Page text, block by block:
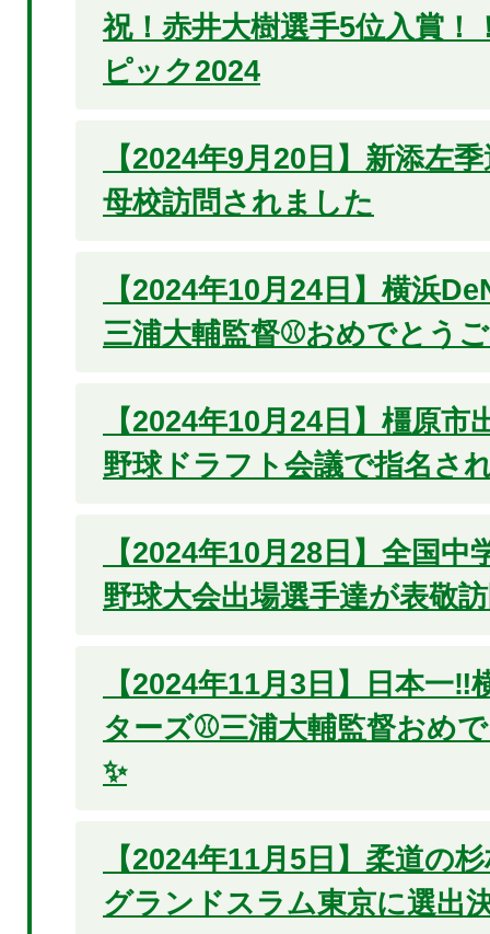
祝！赤井大樹選手5位入賞！
ピック2024
【2024年9月20日】新添左
母校訪問されました
【2024年10月24日】横浜
三浦大輔監督⚾おめでとう
【2024年10月24日】橿原
野球ドラフト会議で指名さ
【2024年10月28日】全国中
野球大会出場選手達が表敬
【2024年11月3日】日本一
ターズ⚾三浦大輔監督おめ
✨
【2024年11月5日】柔道の
グランドスラム東京に選出